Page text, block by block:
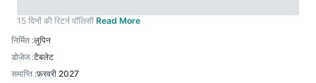
15 दिनों की रिटर्न पॉलिसी Read More
निर्मित :लुपिन
डोजेज :टैबलेट
समाप्ति :फ़रवरी 2027